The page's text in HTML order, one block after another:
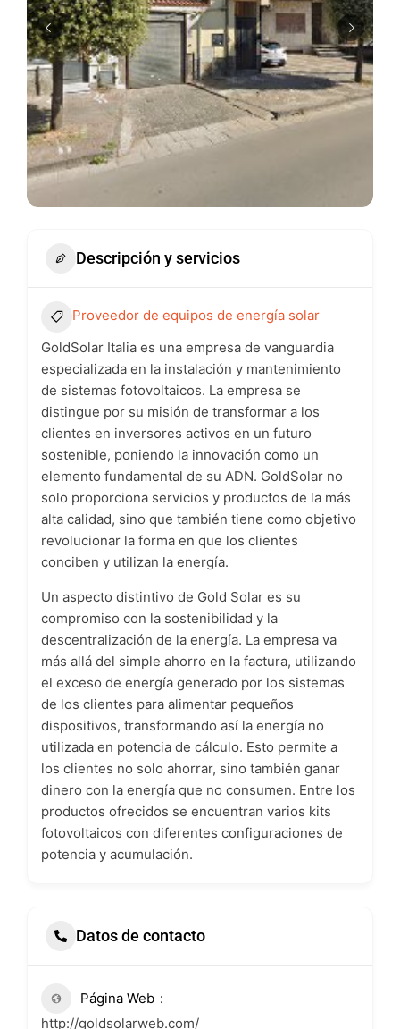
Descripción y servicios
Proveedor de equipos de energía solar
GoldSolar Italia es una empresa de vanguardia
especializada en la instalación y mantenimiento
de sistemas fotovoltaicos. La empresa se
distingue por su misión de transformar a los
clientes en inversores activos en un futuro
sostenible, poniendo la innovación como un
elemento fundamental de su ADN. GoldSolar no
solo proporciona servicios y productos de la más
alta calidad, sino que también tiene como objetivo
revolucionar la forma en que los clientes
conciben y utilizan la energía.
Un aspecto distintivo de Gold Solar es su
compromiso con la sostenibilidad y la
descentralización de la energía. La empresa va
más allá del simple ahorro en la factura, utilizando
el exceso de energía generado por los sistemas
de los clientes para alimentar pequeños
dispositivos, transformando así la energía no
utilizada en potencia de cálculo. Esto permite a
los clientes no solo ahorrar, sino también ganar
dinero con la energía que no consumen. Entre los
productos ofrecidos se encuentran varios kits
fotovoltaicos con diferentes configuraciones de
potencia y acumulación.
Datos de contacto
Página Web
http://goldsolarweb.com/